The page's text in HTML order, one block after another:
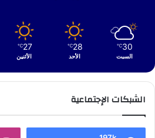
30
℃
السبت
28
℃
الأحد
27
℃
الأثنين
الشبكات الإجتماعية